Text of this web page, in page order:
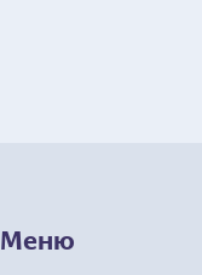
Меню